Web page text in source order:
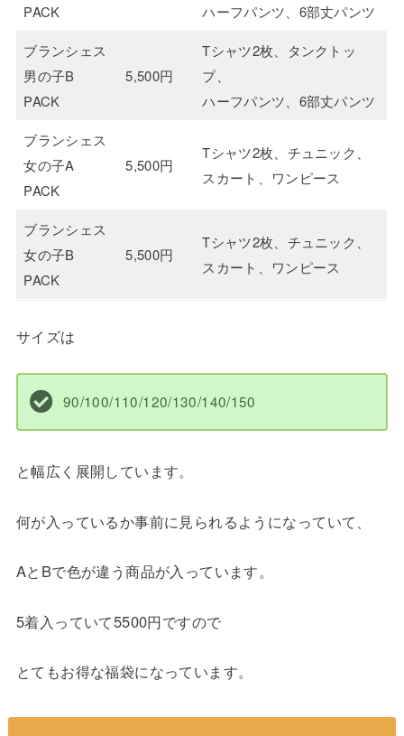
PACK
ハーフパンツ、6部丈パンツ
ブランシェス
男の子B
PACK
5,500円
Tシャツ2枚、タンクトッ
プ、
ハーフパンツ、6部丈パンツ
ブランシェス
女の子A
PACK
5,500円
Tシャツ2枚、チュニック、
スカート、ワンピース
ブランシェス
女の子B
PACK
5,500円
Tシャツ2枚、チュニック、
スカート、ワンピース
サイズは
90/100/110/120/130/140/150
と幅広く展開しています。
何が入っているか事前に見られるようになっていて、
AとBで色が違う商品が入っています。
5着入っていて5500円ですので
とてもお得な福袋になっています。